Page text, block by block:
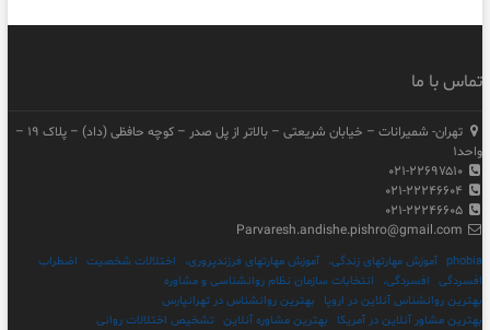
تماس با ما
تهران- شمیرانات – خیابان شریعتی – بالاتر از پل صدر – کوچه حافظی (داد) – پلاک ۱۹ –
واحد۱
phobia آموزش مهارتهای زندگی، آموزش مهارتهای فرزندپروری، اختلالات شخصیت
اضطراب
افسردگی
افسردگی،
انتخابات سازمان نظام روانشناسی و مشاوره
بهترین روانشناس آنلاین در اروپا
بهترین روانشناس در تهرانپارس
بهترین مشاور آنلاین در آمریکا
بهترین مشاوره آنلاین تشخیص اختلالات روانی